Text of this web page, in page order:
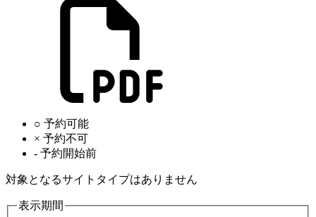
○ 予約可能
× 予約不可
- 予約開始前
対象となるサイトタイプはありません
表示期間